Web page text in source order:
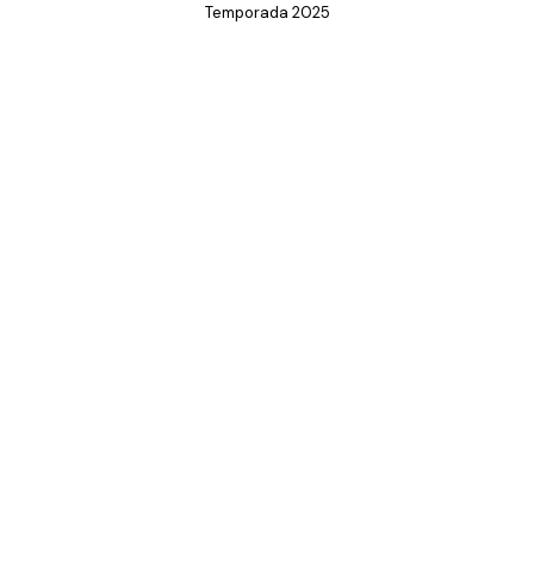
Temporada 2025